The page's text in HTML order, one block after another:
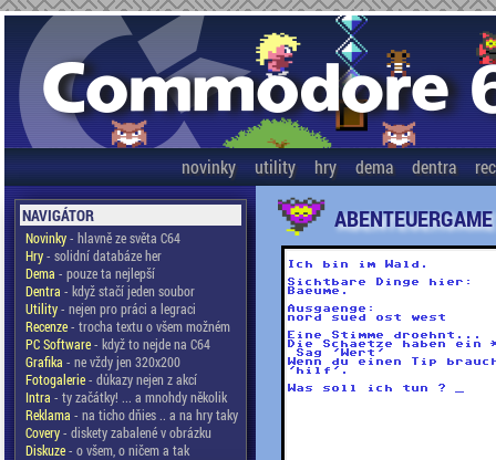
novinky utility hry dema dentra
NAVIGÁTOR
Novinky- hlavně ze světa C64
Hry- solidní databáze her
Dema - pouze ta nejlepší
Dentra - když stačí jeden soubor
Utility- nejen pro práci a legraci
Recenze- trocha textu o všem možném
PC Software- když to nejde na C64
Grafika - ne vždy jen 320x200
Fotogalerie- důkazy nejen z akcí
Intra - ty začátky! ... a mnohdy několik
Reklama - na ticho dňies .. a na hry taky
Covery- diskety zabalené v obrázku
Diskuze- o všem, o ničem a tak
ABENTEUERGAME